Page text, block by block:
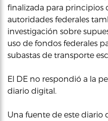
finalizada para principios
autoridades federales
investigación sobre
uso de fondos federales
subastas de transporte
El DE no respondió a la
diario digital.
Una fuente de este diario